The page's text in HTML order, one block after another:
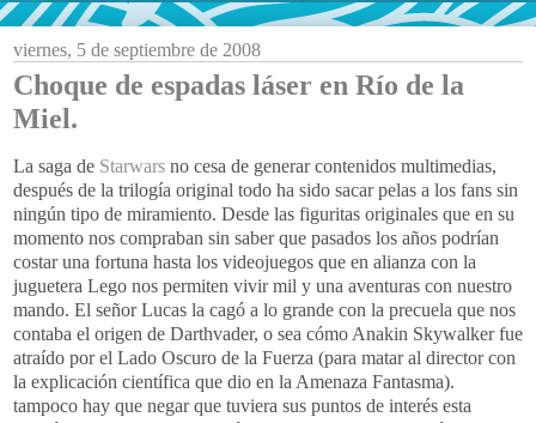
viernes, 5 de septiembre de 2008
Choque de espadas láser en Río de la
Miel.
La saga de Starwars no cesa de generar contenidos multimedias,
después de la trilogía original todo ha sido sacar pelas a los fans sin
ningún tipo de miramiento. Desde las figuritas originales que en su
momento nos compraban sin saber que pasados los años podrían
costar una fortuna hasta los videojuegos que en alianza con la
juguetera Lego nos permiten vivir mil y una aventuras con nuestro
mando. El señorLucas la cagó a lo grande con la precuela que nos
contaba el origen de Darthvader, o sea cómo Anakin Skywalkerfue
atraído por el Lado Oscuro de la Fuerza (para matar al director con
la explicación científica que dio en la Amenaza Fantasma).
tampoco hay que negar que tuviera sus puntos de interés esta